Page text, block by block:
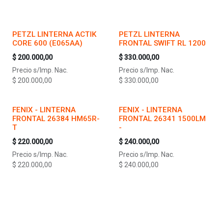
PETZL LINTERNA ACTIK
CORE 600 (E065AA)
$ 200.000,00
Precio s/Imp. Nac.
$ 200.000,00
PETZL LINTERNA
FRONTAL SWIFT RL 1200
$330.000,00
Precio s/Imp. Nac.
$ 330.000,00
FENIX - LINTERNA
FRONTAL 26384 HM65R-
T
$ 220.000,00
Precio s/Imp. Nac.
$ 220.000,00
FENIX - LINTERNA
FRONTAL 26341 1500LM
-
$ 240.000,00
Precio s/Imp. Nac.
$ 240.000,00